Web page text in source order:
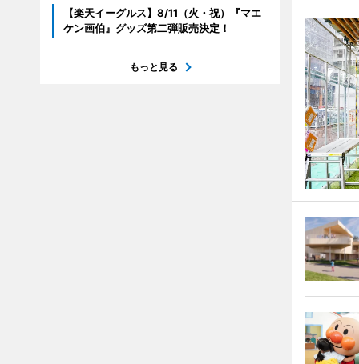
【楽天イーグルス】8/11（火・祝）『マエ
ケン画伯』グッズ第二弾販売決定！
もっと見る